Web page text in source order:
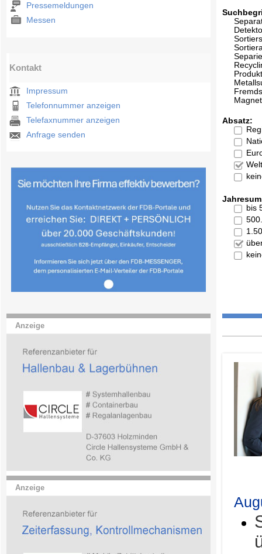
Pressemeldungen
Messen
Kontakt
Impressum
Telefonnummer anzeigen
Telefaxnummer anzeigen
Anfrage senden
Anzeige
Anzeige
Absatz:
bis